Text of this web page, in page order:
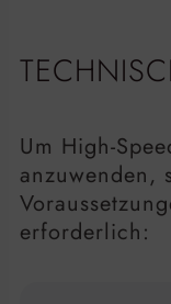
Um High-
anzuwenden,
erforderlich: